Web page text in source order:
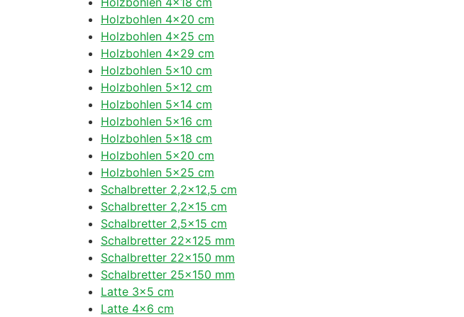
Holzbohlen 4×20 cm
Holzbohlen 4×25 cm
Holzbohlen 4×29 cm
Holzbohlen 5×10 cm
Holzbohlen 5×12 cm
Holzbohlen 5×14 cm
Holzbohlen 5×16 cm
Holzbohlen 5×18 cm
Holzbohlen 5×20 cm
Holzbohlen 5×25 cm
Schalbretter 2,2×12,5 cm
Schalbretter 2,2×15 cm
Schalbretter 2,5×15 cm
Schalbretter 22×125 mm
Schalbretter 22×150 mm
Schalbretter 25×150 mm
Latte 3×5 cm
Latte 4×6 cm